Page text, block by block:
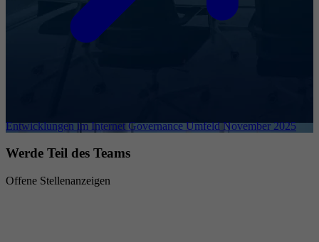
Entwicklungen im Internet Governance Umfeld November 2025
Werde Teil des Teams
Offene Stellenanzeigen